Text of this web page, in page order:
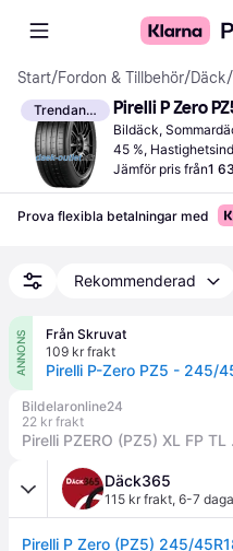
Start/Fordon & Tillbehör/Däck/
Trendande Pirelli P Zero
Bildäck,
45 %,
Jämför pris från1
Prova flexibla betalningar med
Rekommenderad
ANNONS
Från Skruvat
109 kr frakt
Pirelli P-Zero PZ5 - 245/
Bildelaronline24
22 kr frakt
Pirelli
Däck365
115 kr frakt, 6-7
Pirelli P Zero (PZ5) 245/